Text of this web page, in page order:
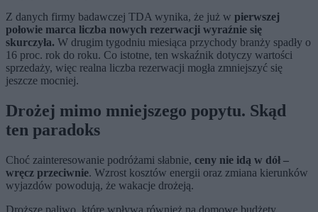
Z danych firmy badawczej TDA wynika, że już w pierwszej
połowie marca liczba nowych rezerwacji wyraźnie się
skurczyła. W drugim tygodniu miesiąca przychody branży spadły o
16 proc. rok do roku. Co istotne, ten wskaźnik dotyczy wartości
sprzedaży, więc realna liczba rezerwacji mogła zmniejszyć się
jeszcze mocniej.
Drożej mimo mniejszego popytu. Skąd
ten paradoks
Choć zainteresowanie podróżami słabnie, ceny nie idą w dół –
wręcz przeciwnie. Wzrost kosztów energii oraz zmiana kierunków
wyjazdów powodują, że wakacje drożeją.
Droższe paliwo, które wpływa również na domowe budżety,